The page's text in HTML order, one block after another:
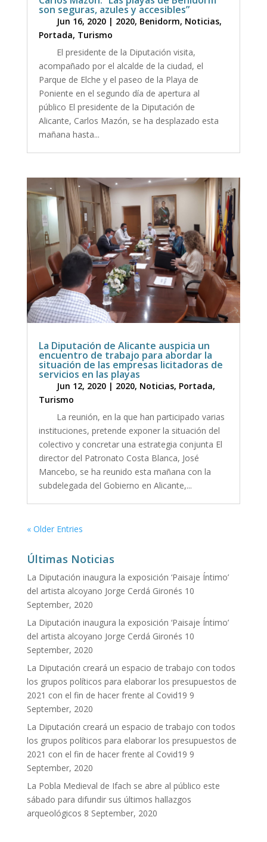
son seguras, azules y accesibles”
Jun 16, 2020| 2020, Benidorm, Noticias,
Portada, Turismo
El presidente de la Diputación visita,
acompañado por el alcalde de la ciudad, el
Parque de Elche y el paseo de la Playa de
Poniente en el segundo día de apertura al
público El presidente de la Diputación de
Alicante, Carlos Mazón, se ha desplazado esta
mañana hasta...
La Diputación de Alicante auspicia un
encuentro de trabajo para abordar la
situación de las empresas licitadoras de
servicios en las playas
Jun 12, 2020| 2020, Noticias, Portada,
Turismo
La reunión, en la que han participado varias
instituciones, pretende exponer la situación del
colectivo y concretar una estrategia conjunta El
director del Patronato Costa Blanca, José
Mancebo, se ha reunido esta mañana con la
subdelegada del Gobierno en Alicante,...
« Older Entries
Últimas Noticias
La Diputación inaugura la exposición ‘Paisaje Íntimo’
del artista alcoyano Jorge Cerdá Gironés 10
September, 2020
La Diputación inaugura la exposición ‘Paisaje Íntimo’
del artista alcoyano Jorge Cerdá Gironés 10
September, 2020
La Diputación creará un espacio de trabajo con todos
los grupos políticos para elaborar los presupuestos de
2021 con el fin de hacer frente al Covid19 9
September, 2020
La Diputación creará un espacio de trabajo con todos
los grupos políticos para elaborar los presupuestos de
2021 con el fin de hacer frente al Covid19 9
September, 2020
La Pobla Medieval de Ifach se abre al público este
sábado para difundir sus últimos hallazgos
arqueológicos 8 September, 2020